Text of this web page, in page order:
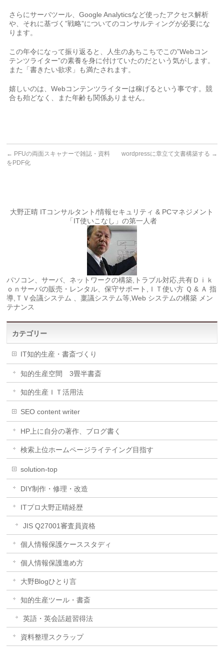
さらにサーバツール、Google Analyticsなど使ったアクセス解析
や、それに基づく”戦略”についてのコンサルティングが必要にな
ります。
この年令になって振り返ると、人生のあちこちでこの”Webコン
テンツライター”の素養を身に付けていたのだという気がします。
また「書きたい欲求」も満たされます。
嬉しいのは、Webコンテンツライターは稼げるという事です。競
合も殆どなく、また年齢も関係ありません。
← PFUの両面スキャナーで雑誌・資料
をPDF化
wordpressに章立て文書構築する →
大野正晴 ITコンサルタント/情報セキュリティ & PCマネジメント
「IT使いこなし」の第一人者
パソコン、サーバ、ネットワークの構築,トラブル対応,共有Ｄｉｋ
ｏｎサーバの販売・レンタル、保守サポート,ＩＴ使い方 Ｑ & Ａ 指
導,ＴＶ会議システム 、稟議システム等,Web システムの構築 メン
テナンス
カテゴリー
IT知的生産・書斎づくり
知的生産空間 3畳半書斎
知的生産ＩＴ活用法
SEO content writer
HP上に自分の著作、ブログ書く
検索上位ホームページライテイング目指す
solution-top
DIY制作・修理・改造
ITプロ大野正晴経歴
JIS Q27001審査員資格
個人情報保護ケーススタディ
個人情報保護進め方
大野Blogひとり言
知的生産ツール・書斎
英語・英会話超習得法
資料整理スクラップ